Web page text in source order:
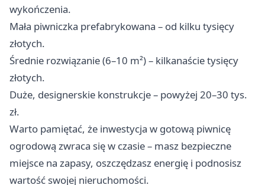
wykończenia.
Mała piwniczka prefabrykowana – od kilku tysięcy
złotych.
Średnie rozwiązanie (6–10 m²) – kilkanaście tysięcy
złotych.
Duże, designerskie konstrukcje – powyżej 20–30 tys.
zł.
Warto pamiętać, że inwestycja w gotową piwnicę
ogrodową zwraca się w czasie – masz bezpieczne
miejsce na zapasy, oszczędzasz energię i podnosisz
wartość swojej nieruchomości.